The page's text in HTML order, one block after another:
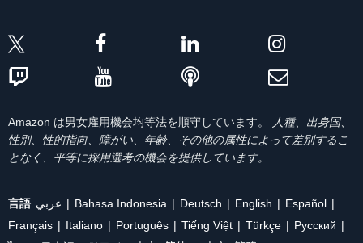
Amazon は男女雇用機会均等法を順守しています。
人種、出身国、
性別、性的指向、障がい、年齢、その他の属性によって差別するこ
となく、平等に採用選考の機会を提供しています。
言語 عربي Bahasa Indonesia Deutsch English
Español
Français
Italiano Português Tiếng Việt Türkçe
Ρусский